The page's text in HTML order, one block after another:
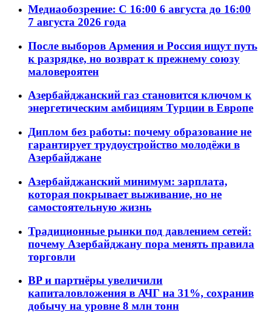
Медиаобозрение: С 16:00 6 августа до 16:00
7 августа 2026 года
После выборов Армения и Россия ищут путь
к разрядке, но возврат к прежнему союзу
маловероятен
Азербайджанский газ становится ключом к
энергетическим амбициям Турции в Европе
Диплом без работы: почему образование не
гарантирует трудоустройство молодёжи в
Азербайджане
Азербайджанский минимум: зарплата,
которая покрывает выживание, но не
самостоятельную жизнь
Традиционные рынки под давлением сетей:
почему Азербайджану пора менять правила
торговли
BP и партнёры увеличили
капиталовложения в АЧГ на 31%, сохранив
добычу на уровне 8 млн тонн